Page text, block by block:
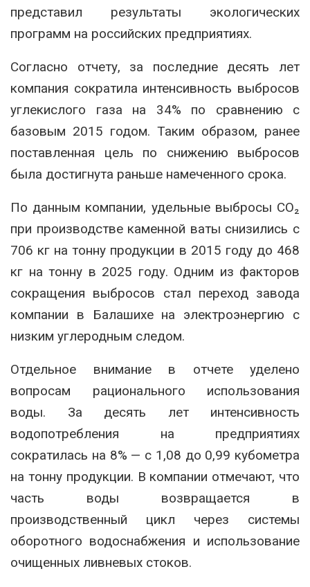
представил результаты экологических
программ на российских предприятиях.
Согласно отчету, за последние десять лет
компания сократила интенсивность выбросов
углекислого газа на 34% по сравнению с
базовым 2015 годом. Таким образом, ранее
поставленная цель по снижению выбросов
была достигнута раньше намеченного срока.
По данным компании, удельные выбросы CO₂
при производстве каменной ваты снизились с
706 кг на тонну продукции в 2015 году до 468
кг на тонну в 2025 году. Одним из факторов
сокращения выбросов стал переход завода
компании в Балашихе на электроэнергию с
низким углеродным следом.
Отдельное внимание в отчете уделено
вопросам рационального использования
воды. За десять лет интенсивность
водопотребления на предприятиях
сократилась на 8% — с 1,08 до 0,99 кубометра
на тонну продукции. В компании отмечают, что
часть воды возвращается в
производственный цикл через системы
оборотного водоснабжения и использование
очищенных ливневых стоков.